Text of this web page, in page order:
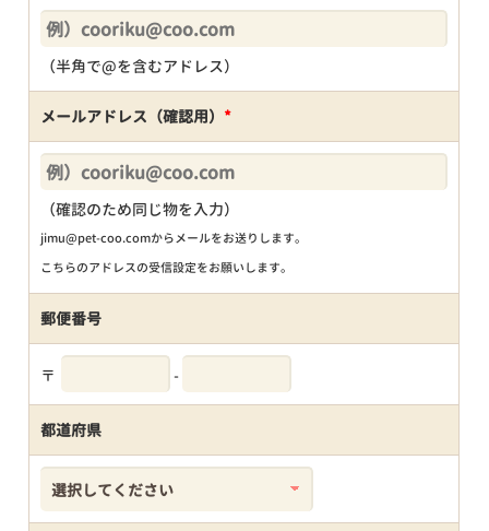
（半角で@を含むアドレス）
メールアドレス（確認用） *
（確認のため同じ物を入力）
jimu@pet-coo.comからメールをお送りします。
こちらのアドレスの受信設定をお願いします。
郵便番号
〒 -
都道府県